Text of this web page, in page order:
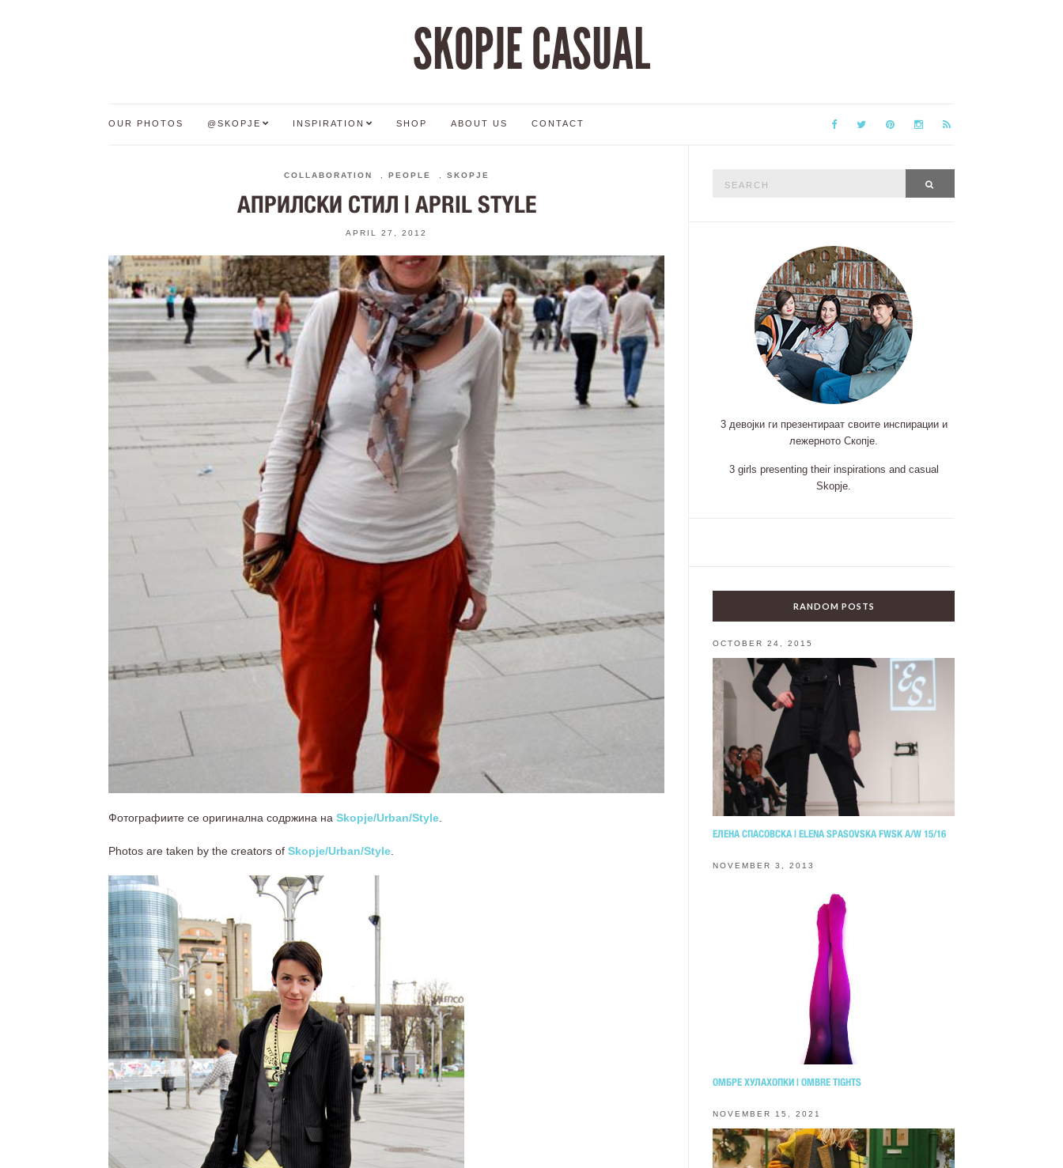
SKOPJE CASUAL
OUR PHOTOS @SKOPJE INSPIRATION SHOP ABOUT US CONTACT
COLLABORATION PEOPLE SKOPJE
АПРИЛСКИ СТИЛ | APRIL STYLE
APRIL 27, 2012
Фотографиите се оригинална содржина на Skopje/Urban/Style
Photos are taken by the creators of Skopje/Urban/Style
3 девојки ги презентираат своите инспирации и
лежерното Скопје.
3 girls presenting their inspirations and casual
Skopje.
RANDOM POSTS
OCTOBER 24, 2015
ЕЛЕНА СПАСОВСКА | ELENA SPASOVSKA FWSK A/W 15/16
NOVEMBER 3, 2013
ОМБРЕ ХУЛАХОПКИ | OMBRE TIGHTS
NOVEMBER 15, 2021